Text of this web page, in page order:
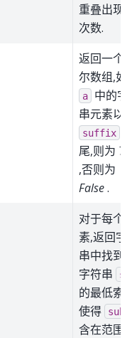
重叠出现
次数.
返回一个
尔数组,如
a
中的字
串元素以
suffix
尾,则为
,否则为
False.
对于每个
素,返回字
串中找到
字符串
的最低索
使得
sub
含在范围 [